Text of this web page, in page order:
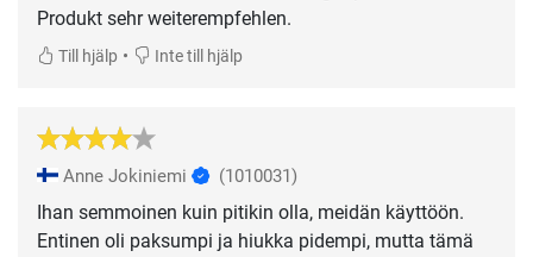
Produkt sehr weiterempfehlen.
Till hjälp • Inte till hjälp
Anne Jokiniemi (1010031)
Ihan semmoinen kuin pitikin olla, meidän käyttöön.
Entinen oli paksumpi ja hiukka pidempi, mutta tämä